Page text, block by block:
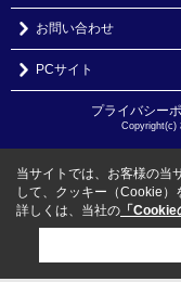
お問い合わせ
PCサイト
プライバシー
Copyright(c)
当サイトでは、お客様の当
して、クッキー（Cookie）
詳しくは、当社の 「